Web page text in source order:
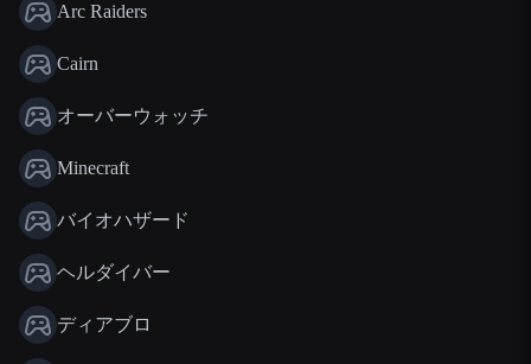
Arc Raiders
Cairn
オーバーウォッチ
Minecraft
バイオハザード
ヘルダイバー
ディアブロ